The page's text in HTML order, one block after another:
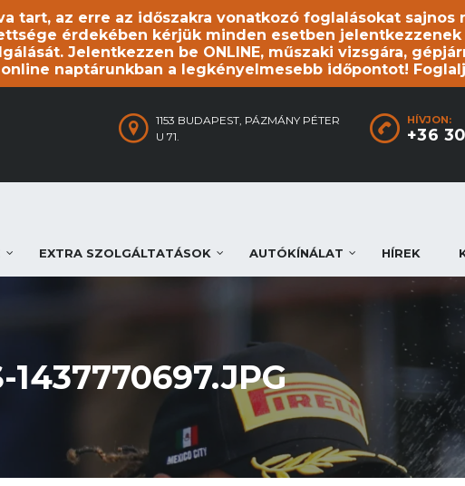
tart, az erre az időszakra vonatkozó foglalásokat
érdekében kérjük minden esetben
Jelentkezzen be ONLINE, műszaki vizsgára,
naptárunkban a legkényelmesebb időpontot!
HÍVJON:
+36
1153 BUDAPEST, PÁZMÁNY PÉTER
U 71.
EXTRA SZOLGÁLTATÁSOK AUTÓKÍNÁLAT HÍREK
1437770697.JPG